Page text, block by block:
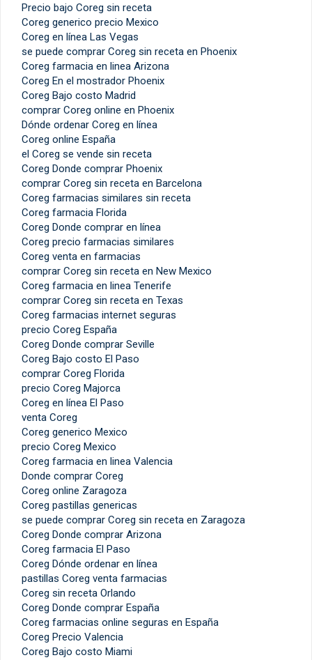
Precio bajo Coreg sin receta
Coreg generico precio Mexico
Coreg en línea Las Vegas
se puede comprar Coreg sin receta en Phoenix
Coreg farmacia en linea Arizona
Coreg En el mostrador Phoenix
Coreg Bajo costo Madrid
comprar Coreg online en Phoenix
Dónde ordenar Coreg en línea
Coreg online España
el Coreg se vende sin receta
Coreg Donde comprar Phoenix
comprar Coreg sin receta en Barcelona
Coreg farmacias similares sin receta
Coreg farmacia Florida
Coreg Donde comprar en línea
Coreg precio farmacias similares
Coreg venta en farmacias
comprar Coreg sin receta en New Mexico
Coreg farmacia en linea Tenerife
comprar Coreg sin receta en Texas
Coreg farmacias internet seguras
precio Coreg España
Coreg Donde comprar Seville
Coreg Bajo costo El Paso
comprar Coreg Florida
precio Coreg Majorca
Coreg en línea El Paso
venta Coreg
Coreg generico Mexico
precio Coreg Mexico
Coreg farmacia en linea Valencia
Donde comprar Coreg
Coreg online Zaragoza
Coreg pastillas genericas
se puede comprar Coreg sin receta en Zaragoza
Coreg Donde comprar Arizona
Coreg farmacia El Paso
Coreg Dónde ordenar en línea
pastillas Coreg venta farmacias
Coreg sin receta Orlando
Coreg Donde comprar España
Coreg farmacias online seguras en España
Coreg Precio Valencia
Coreg Bajo costo Miami